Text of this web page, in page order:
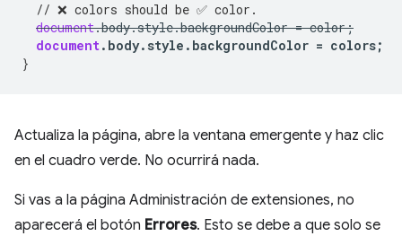
// ❌ colors should be ✅ color.
document.body.style.backgroundColor = color;
document. body. style . backgroundColor = colors;
}
Actualiza la página, abre la ventana emergente y haz clic
en el cuadro verde. No ocurrirá nada.
Si vas a la página Administración de extensiones, no
aparecerá el botón Errores. Esto se debe a que solo se